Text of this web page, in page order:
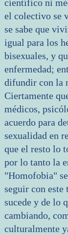
científico ni
el colectivo se
se sabe que
igual para los
bisexuales, y
enfermedad;
difundir con la
Ciertamente
médicos,
acuerdo para
sexualidad en
que el resto lo
por lo tanto la
"Homofobia"
seguir con este
sucede y de lo
cambiando,
culturalmente